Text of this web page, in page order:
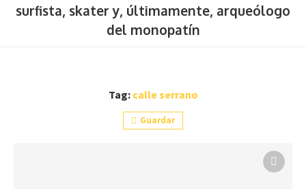
surfista, skater y, últimamente, arqueólogo
del monopatín
Tag: calle serrano
Guardar